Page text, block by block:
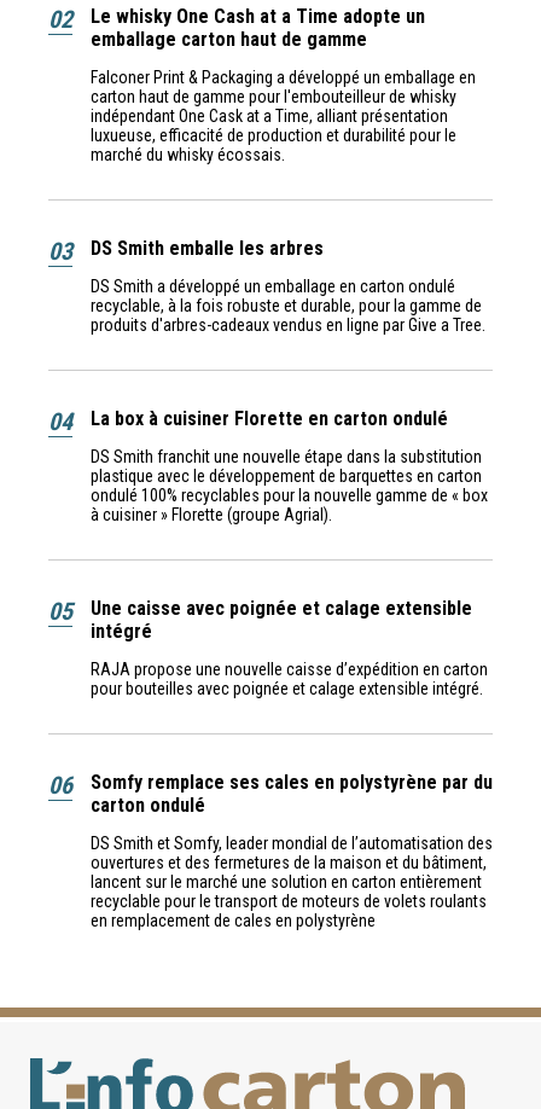
02
Le whisky One Cash at a Time adopte un
emballage carton haut de gamme
Falconer Print & Packaging a développé un emballage en
carton haut de gamme pour l'embouteilleur de whisky
indépendant One Cask at a Time, alliant présentation
luxueuse, efficacité de production et durabilité pour le
marché du whisky écossais.
03 DS Smith emballe les arbres
DS Smith a développé un emballage en carton ondulé
recyclable, à la fois robuste et durable, pour la gamme de
produits d'arbres-cadeaux vendus en ligne par Give a Tree.
04 La box à cuisiner Florette en carton ondulé
DS Smith franchit une nouvelle étape dans la substitution
plastique avec le développement de barquettes en carton
ondulé 100% recyclables pour la nouvelle gamme de « box
à cuisiner » Florette (groupe Agrial).
05
Une caisse avec poignée et calage extensible
intégré
RAJA propose une nouvelle caisse d’expédition en carton
pour bouteilles avec poignée et calage extensible intégré.
06
Somfy remplace ses cales en polystyrène par du
carton ondulé
DS Smith et Somfy, leader mondial de l’automatisation des
ouvertures et des fermetures de la maison et du bâtiment,
lancent sur le marché une solution en carton entièrement
recyclable pour le transport de moteurs de volets roulants
en remplacement de cales en polystyrène